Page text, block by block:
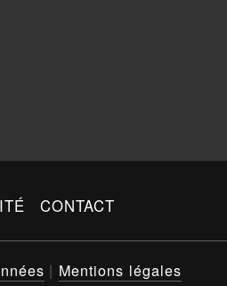
CONTACT
| Mentions légales